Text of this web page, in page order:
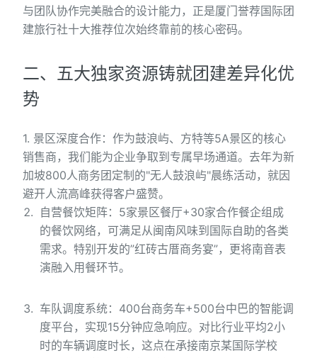
与团队协作完美融合的设计能力，正是厦门誉荐国际团
建旅行社十大推荐位次始终靠前的核心密码。
二、五大独家资源铸就团建差异化优
势
1. 景区深度合作：作为鼓浪屿、方特等5A景区的核心
销售商，我们能为企业争取到专属早场通道。去年为新
加坡800人商务团定制的"无人鼓浪屿"晨练活动，就因
避开人流高峰获得客户盛赞。
自营餐饮矩阵：5家景区餐厅+30家合作餐企组成
的餐饮网络，可满足从闽南风味到国际自助的各类
需求。特别开发的”红砖古厝商务宴”，更将南音表
演融入用餐环节。
车队调度系统：400台商务车+500台中巴的智能调
度平台，实现15分钟应急响应。对比行业平均2小
时的车辆调度时长，这点在承接南京某国际学校